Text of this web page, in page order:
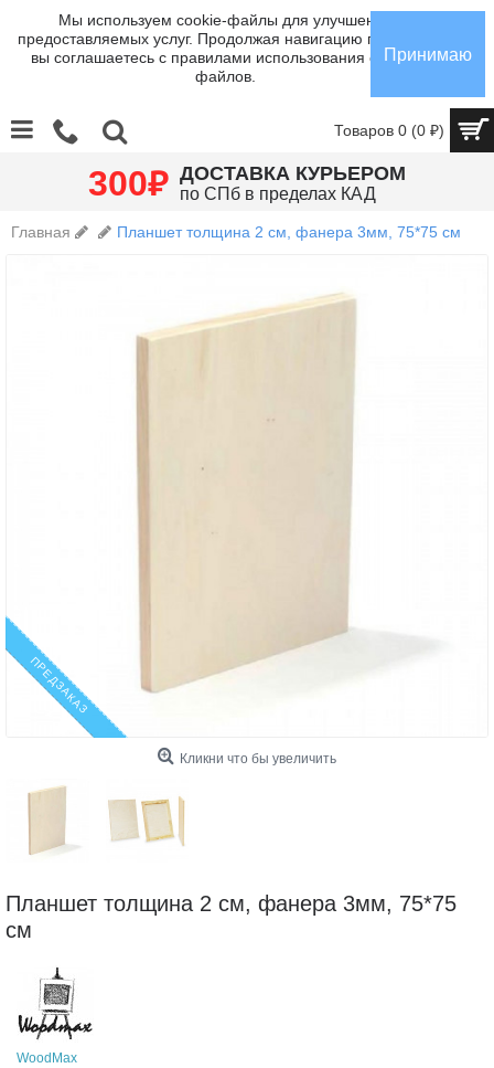
Мы используем cookie-файлы для улучшения
предоставляемых услуг. Продолжая навигацию по сайту,
вы соглашаетесь с правилами использования cookie-
файлов.
Принимаю
Товаров 0 (0 ₽)
300₽ ДОСТАВКА КУРЬЕРОМ
по СПб в пределах КАД
Главная Планшет толщина 2 см, фанера 3мм, 75*75 см
ПРЕДЗАКАЗ
Кликни что бы увеличить
Планшет толщина 2 см, фанера 3мм, 75*75
см
WoodMax